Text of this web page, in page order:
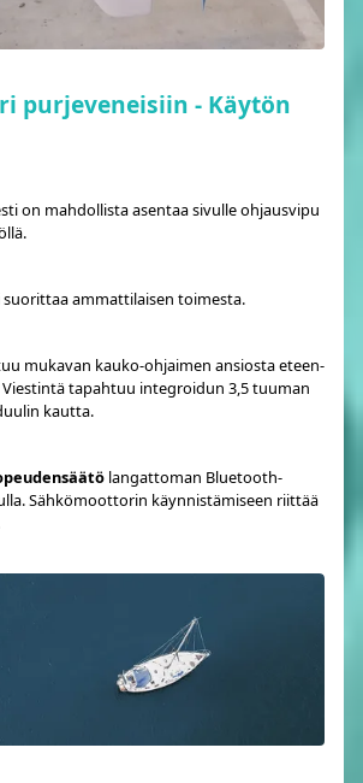
purjeveneisiin - Käytön
on mahdollista asentaa sivulle ohjausvipu
suorittaa ammattilaisen toimesta.
mukavan kauko-ohjaimen ansiosta eteen-
Viestintä tapahtuu integroidun 3,5 tuuman
kautta.
langattoman Bluetooth-
Sähkömoottorin käynnistämiseen riittää